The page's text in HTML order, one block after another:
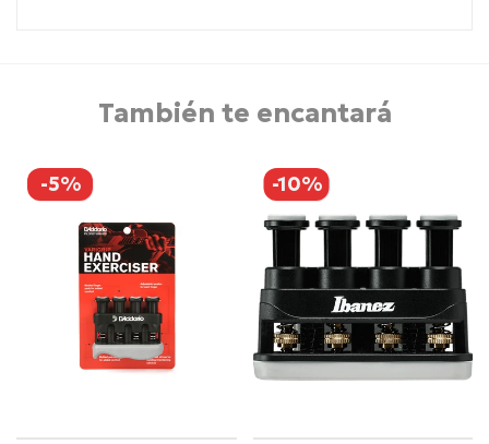
También te encantará
-5% -10%